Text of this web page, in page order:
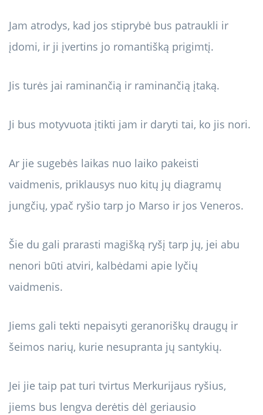
Jam atrodys, kad jos stiprybė bus patraukli ir
įdomi, ir ji įvertins jo romantišką prigimtį.
Jis turės jai raminančią ir raminančią įtaką.
Ji bus motyvuota įtikti jam ir daryti tai, ko jis nori.
Ar jie sugebės laikas nuo laiko pakeisti
vaidmenis, priklausys nuo kitų jų diagramų
jungčių, ypač ryšio tarp jo Marso ir jos Veneros.
Šie du gali prarasti magišką ryšį tarp jų, jei abu
nenori būti atviri, kalbėdami apie lyčių
vaidmenis.
Jiems gali tekti nepaisyti geranoriškų draugų ir
šeimos narių, kurie nesupranta jų santykių.
Jei jie taip pat turi tvirtus Merkurijaus ryšius,
jiems bus lengva derėtis dėl geriausio